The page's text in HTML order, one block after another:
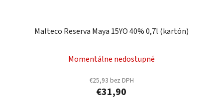
Malteco Reserva Maya 15YO 40% 0,7l (kartón)
Momentálne nedostupné
€25,93 bez DPH
€31,90